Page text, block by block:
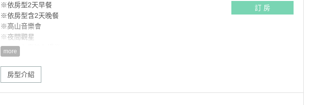
※依房型2天早餐
※依房型含2天晚餐
※高山音樂會
※夜間觀星
※SPA水療館入場券
※好禮贈一：1天午餐(如有加人，用餐享9折+10%)
※好禮贈二：當季水果
more
房型介紹
訂 房